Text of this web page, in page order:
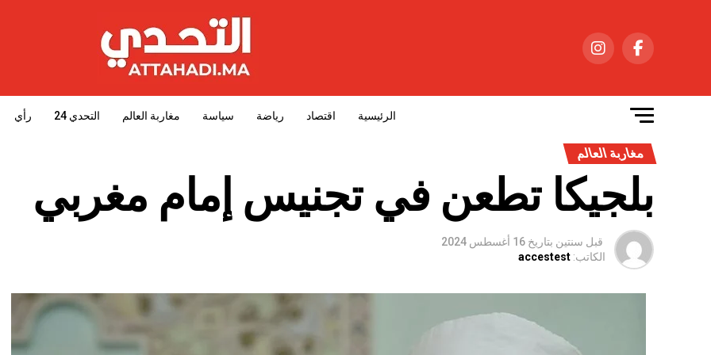
الرئيسية اقتصاد رياضة سياسة مغاربة العالم التحدي 24 رأي
مغاربة العالم
بلجيكا تطعن في تجنيس إمام مغربي
قبل سنتين بتاريخ 16 أغسطس 2024
الكاتب: accestest